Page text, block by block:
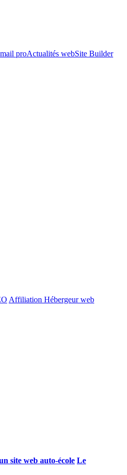
proActualités webSite Builder
Affiliation Hébergeur web
site web auto-école Le